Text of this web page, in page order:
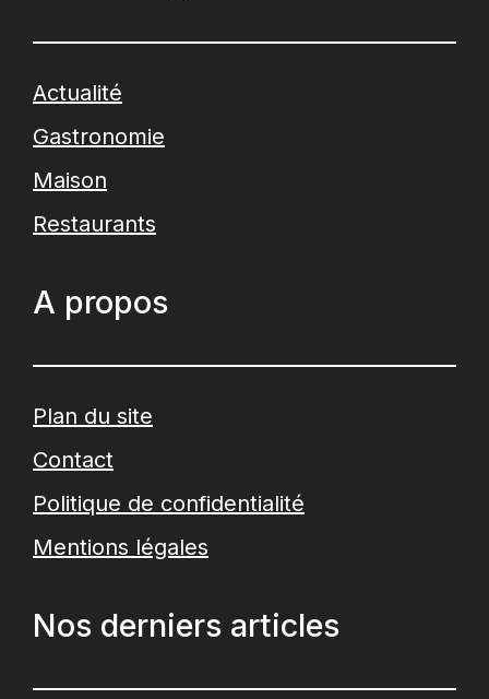
Actualité
Gastronomie
Maison
Restaurants
A propos
Plan du site
Contact
Politique de confidentialité
Mentions légales
Nos derniers articles